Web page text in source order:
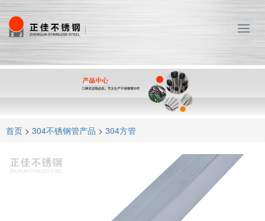
T
o
g
n
首页 > 304不锈钢管产品 > 304方管